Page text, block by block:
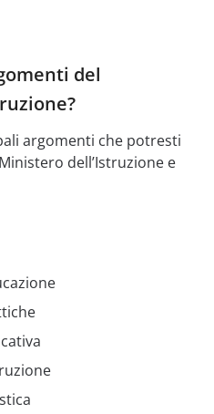
del
argomenti che potresti
dell’Istruzione e